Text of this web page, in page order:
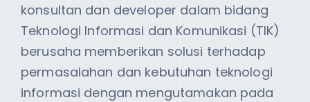
konsultan dan developer dalam bidang
Teknologi Informasi dan Komunikasi (TIK)
berusaha memberikan solusi terhadap
permasalahan dan kebutuhan teknologi
informasi dengan mengutamakan pada